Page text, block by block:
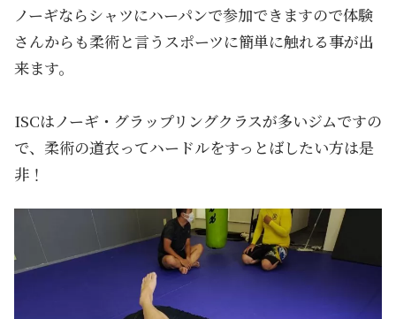
ノーギならシャツにハーパンで参加できますので体験
さんからも柔術と言うスポーツに簡単に触れる事が出
来ます。
ISCはノーギ・グラップリングクラスが多いジムですの
で、柔術の道衣ってハードルをすっとばしたい方は是
非！